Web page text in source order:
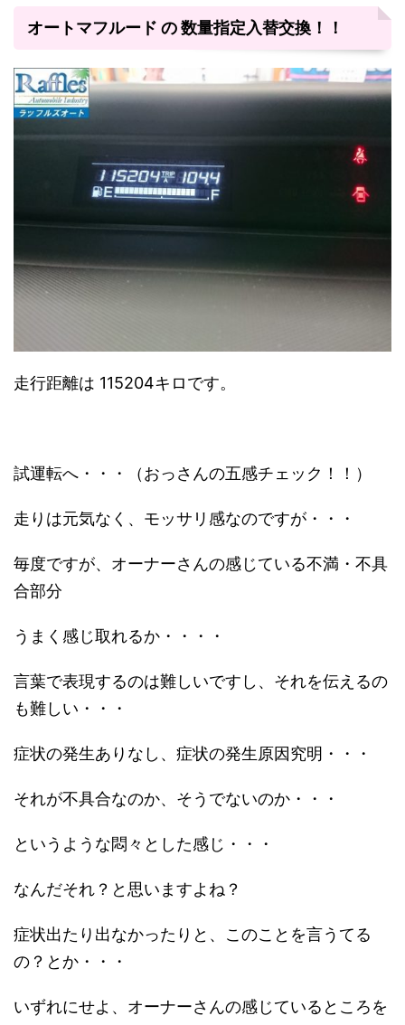
オートマフルード の 数量指定入替交換！！
走行距離は 115204キロです。
試運転へ・・・（おっさんの五感チェック！！）
走りは元気なく、モッサリ感なのですが・・・
毎度ですが、オーナーさんの感じている不満・不具
合部分
うまく感じ取れるか・・・・
言葉で表現するのは難しいですし、それを伝えるの
も難しい・・・
症状の発生ありなし、症状の発生原因究明・・・
それが不具合なのか、そうでないのか・・・
というような悶々とした感じ・・・
なんだそれ？と思いますよね？
症状出たり出なかったりと、このことを言うてる
の？とか・・・
いずれにせよ、オーナーさんの感じているところを